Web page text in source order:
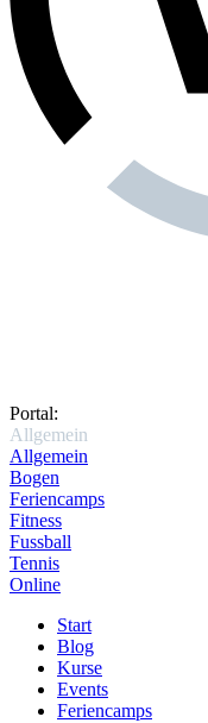
Portal:
Allgemein
Allgemein
Bogen
Feriencamps
Fitness
Fussball
Tennis
Online
Start
Blog
Kurse
Events
Feriencamps